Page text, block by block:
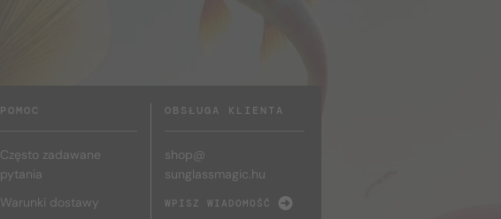
POMOC
Często zadawane
pytania
Warunki dostawy
OBSŁUGA KLIENTA
shop@
sunglassmagic.hu
WPISZ WIADOMOŚĆ